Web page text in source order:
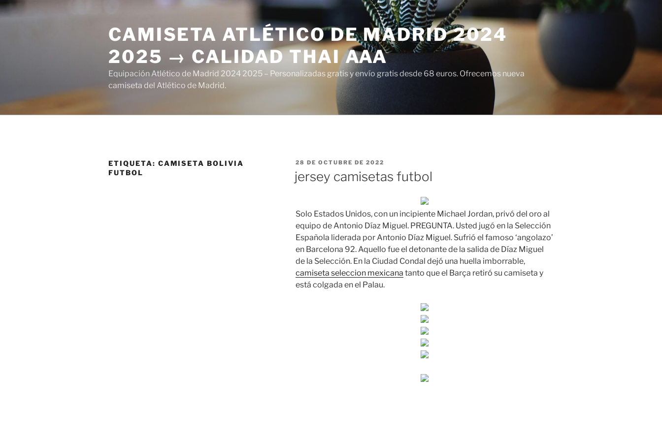
Saltar
al
CAMISETA ATLÉTICO DE MADRID 2024
2025 → CALIDAD THAI AAA
Equipación Atlético de Madrid 2024 2025 – Personalizadas gratis y envío gratis desde 68 euros. Ofrecemos nueva
camiseta del Atlético de Madrid.
ETIQUETA: CAMISETA BOLIVIA
FUTBOL
PUBLICADO
EL
28 DE OCTUBRE DE 2022
jersey camisetas futbol
Solo Estados Unidos, con un incipiente Michael Jordan, privó del oro al
equipo de Antonio Díaz Miguel. PREGUNTA. Usted jugó en la Selección
Española liderada por Antonio Díaz Miguel. Sufrió el famoso ‘angolazo’
en Barcelona 92. Aquello fue el detonante de la salida de Díaz Miguel
de la Selección. En la Ciudad Condal dejó una huella imborrable,
camiseta seleccion mexicana tanto que el Barça retiró su camiseta y
está colgada en el Palau.